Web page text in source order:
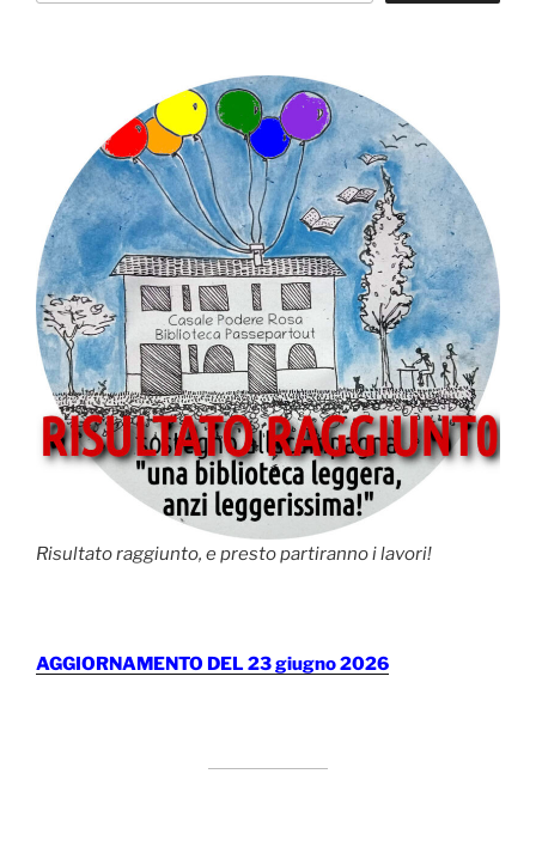
Risultato raggiunto, e presto partiranno i lavori!
AGGIORNAMENTO DEL 23 giugno 2026